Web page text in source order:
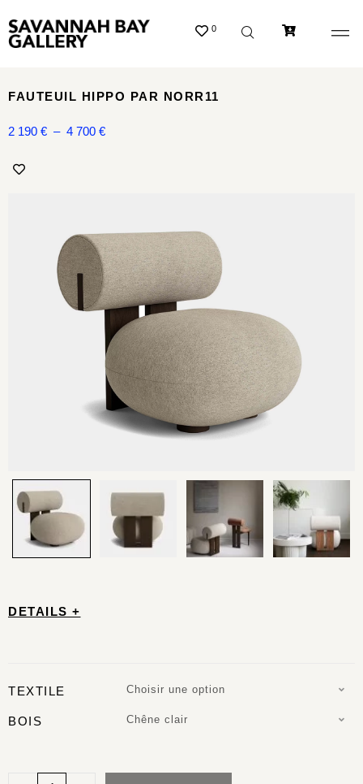
0
DETAILS +
TEXTILE Choisir une option
BOIS Chêne clair
FAUTEUIL HIPPO PAR NORR11
2 190 € – 4 700 €